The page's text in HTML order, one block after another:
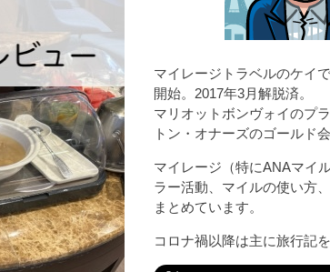
マイレージトラベルのケイ
開始。2017年3月解脱済。
マリオットボンヴォイのプ
トン・オナーズのゴールド会
マイレージ（特にANAマイ
ラー活動、マイルの使い方
まとめています。
コロナ禍以降は主に旅行記